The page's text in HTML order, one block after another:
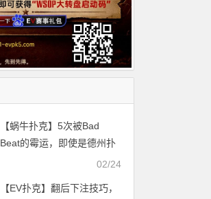
【蜗牛扑克】5次被Bad
Beat的霉运，即使是德州扑
克顶级牌手也躲不过啊（2）
02/24
【EV扑克】翻后下注技巧，